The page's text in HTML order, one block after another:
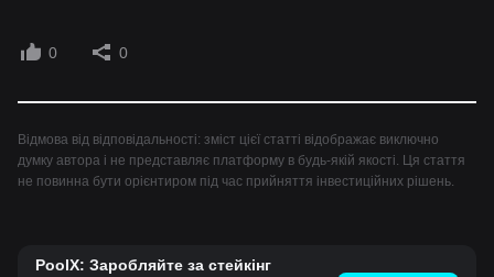
0 0
Відмова від відповідальності: зміст цієї статті відображає виключно
думку автора і не представляє платформу в будь-якій якості. Ця стаття
не повинна бути орієнтиром під час прийняття інвестиційних рішень.
PoolX: Заробляйте за стейкінг